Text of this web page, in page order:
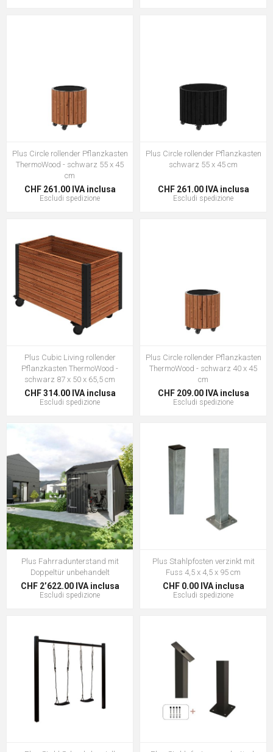
Plus Circle rollender Pflanzkasten
ThermoWood - schwarz 55 x 45
cm
CHF 261.00 IVA inclusa
Escludi spedizione
Plus Circle rollender Pflanzkasten
schwarz 55 x 45 cm
CHF 261.00 IVA inclusa
Escludi spedizione
Plus Cubic Living rollender
Pflanzkasten ThermoWood -
schwarz 87 x 50 x 65,5 cm
CHF 314.00 IVA inclusa
Escludi spedizione
Plus Circle rollender Pflanzkasten
ThermoWood - schwarz 40 x 45
cm
CHF 209.00 IVA inclusa
Escludi spedizione
Plus Fahrradunterstand mit
Doppeltür unbehandelt
CHF 2’622.00 IVA inclusa
Escludi spedizione
Plus Stahlpfosten verzinkt mit
Fuss 4,5 x 4,5 x 95 cm
CHF 0.00 IVA inclusa
Escludi spedizione